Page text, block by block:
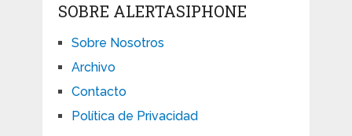
SOBRE ALERTASIPHONE
Sobre Nosotros
Archivo
Contacto
Política de Privacidad